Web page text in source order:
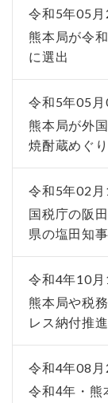
令和5年05月
熊本局が令
に選出
令和5年05月
熊本局が外
焼酎蔵めぐ
令和5年02月
国税庁の阪
県の塩田知
令和4年10月
熊本局や税
レス納付推
令和4年08月
令和4年・熊